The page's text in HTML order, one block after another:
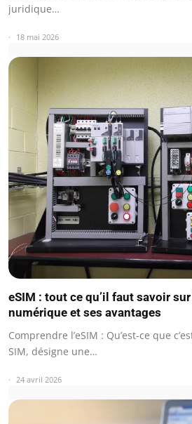
juridique…
18 mai 2026
eSIM : tout ce qu’il faut savoir
numérique et ses avantages
Comprendre l’eSIM : Qu’est-ce que
SIM, désigne une…
24 avril 2026